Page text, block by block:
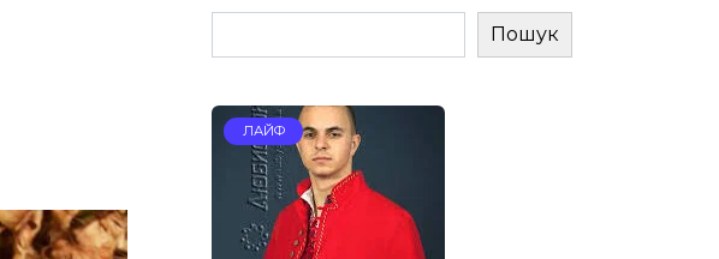
Пошук
ЛАЙФ